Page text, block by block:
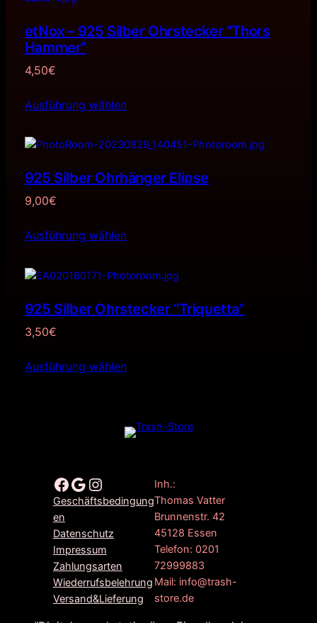
etNox – 925 Silber Ohrstecker ”Thors
Hammer”
4,50€
Ausführung wählen
925 Silber Ohrhänger Elipse
9,00€
Ausführung wählen
925 Silber Ohrstecker “Triquetta”
3,50€
Ausführung wählen
Facebook Google Instagram
Geschäftsbedingung
en
Datenschutz
Impressum
Zahlungsarten
Wiederrufsbelehrung
Versand&Lieferung
Inh.:
Thomas Vatter
Brunnenstr. 42
45128 Essen
Telefon: 0201
72999883
Mail: info@trash-
store.de